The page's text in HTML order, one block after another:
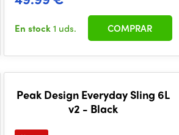
En stock1 uds. COMPRAR
Peak Design Everyday Sling 6L
v2 - Black